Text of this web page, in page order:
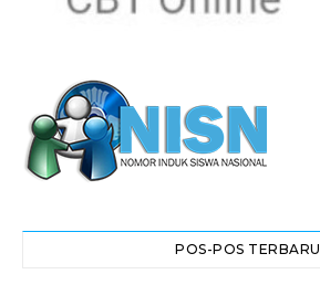
POS-POS TERBARU